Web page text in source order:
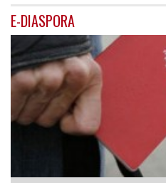
E-DIASPORA